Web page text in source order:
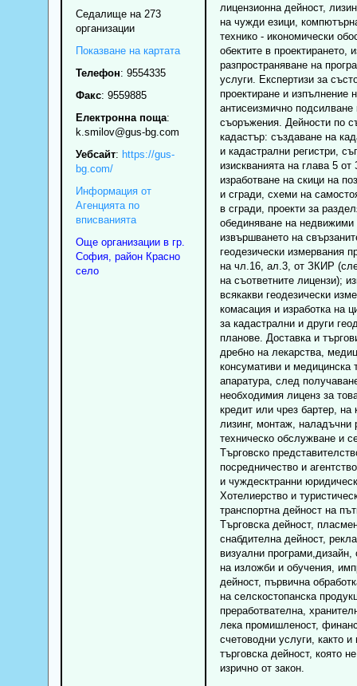
Седалище на 273
организации
Показване на картата
Телефон: 9554335
Факс: 9559885
Електронна поща:
k.smilov@gus-bg.com
Уебсайт: https://gus-
bg.com/
Информация от
Агенцията по
вписванията
Още организации в гр.
София, район Красно
село
лицензионна дейност,
на чужди езици,
технико - икономически
обектите в проектирането,
разпространяване на
услуги. Експертизи за
проектиране и изпълнение
антисеизмично подсилване
съоръжения. Дейности по
кадастър: създаване на
и кадастрални регистри,
изискванията на глава 5
изработване на скици на
и сгради, схеми на
в сгради, проекти за
обединяване на недвижими
извършването на
геодезически измервания
на чл.16, ал.3, от ЗКИР
на съответните лицензи);
всякакви геодезически
комасация и изработка на
за кадастрални и други
планове. Доставка и
дребно на лекарства,
консумативи и медицинска
апаратура, след
необходимия лиценз за
кредит или чрез бартер, на
лизинг, монтаж, наладъчни
техническо обслужване и
Търговско
посредничество и
и чуждесктранни
Хотелиерство и
транспортна дейност на
Търговска дейност,
снабдителна дейност,
визуални програми,дизайн,
на изложби и обучения,
дейност, първична
на селскостопанска
преработвателна,
лека промишленост,
счетоводни услуги, както и
търговска дейност, която
изрично от закон.